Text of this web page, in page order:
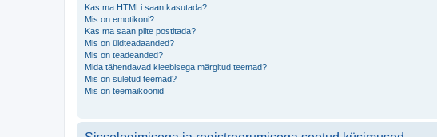
Kas ma HTMLi saan kasutada?
Mis on emotikoni?
Kas ma saan pilte postitada?
Mis on üldteadaanded?
Mis on teadeanded?
Mida tähendavad kleebisega märgitud teemad?
Mis on suletud teemad?
Mis on teemaikoonid